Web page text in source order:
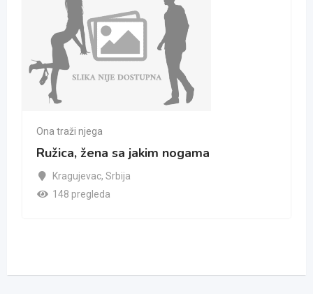
Ona traži njega
Ružica, žena sa jakim nogama
Kragujevac, Srbija
148 pregleda